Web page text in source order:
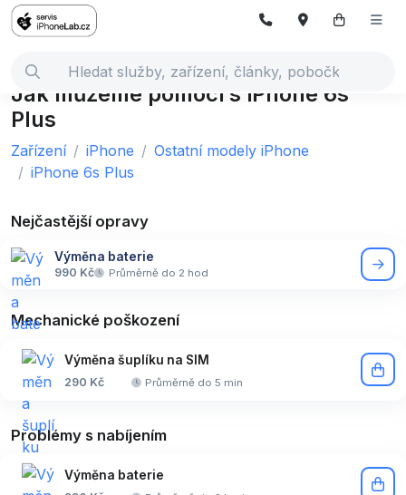
Jak můžeme pomoci s iPhone 6s
Plus
Zařízení iPhone
Ostatní modely iPhone
iPhone 6s Plus
Nejčastější opravy
Výměna baterie
990 Kč Průměrně do 2 hod
Mechanické poškození
Výměna šuplíku na SIM
290 Kč Průměrně do 5 min
Problémy s nabíjením
Výměna baterie